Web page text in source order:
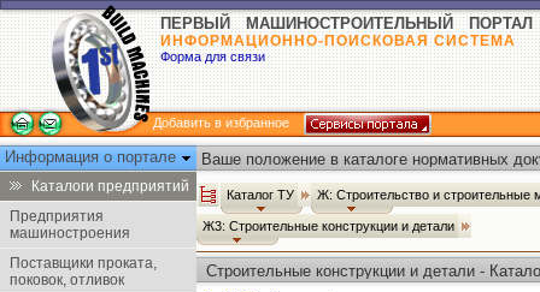
ПЕРВЫЙ МАШИНОСТРОИТЕЛЬНЫЙ ПОРТАЛ
ИНФОРМАЦИОННО-ПОИСКОВАЯ СИСТЕМА
Форма для связи
Добавить в избранное
Информация о портале
Каталоги предприятий
Предприятия
машиностроения
Поставщики проката,
поковок, отливок
Ваше положение в каталоге нормативных
Каталог ТУ Ж: Строительство и строительные
Ж3: Строительные конструкции и детали
Строительные конструкции и детали -